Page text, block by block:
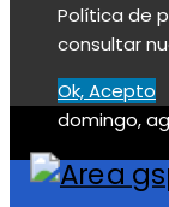
Política de
consultar
Ok, Acepto
domingo,